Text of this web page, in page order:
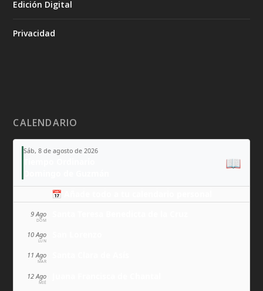
Edición Digital
Privacidad
CALENDARIO
Sáb, 8 de agosto de 2026
📖
📅 Añade todo a tu calendario personal
9 Ago
DOM
10 Ago
LUN
11 Ago
MAR
12 Ago
MIÉ